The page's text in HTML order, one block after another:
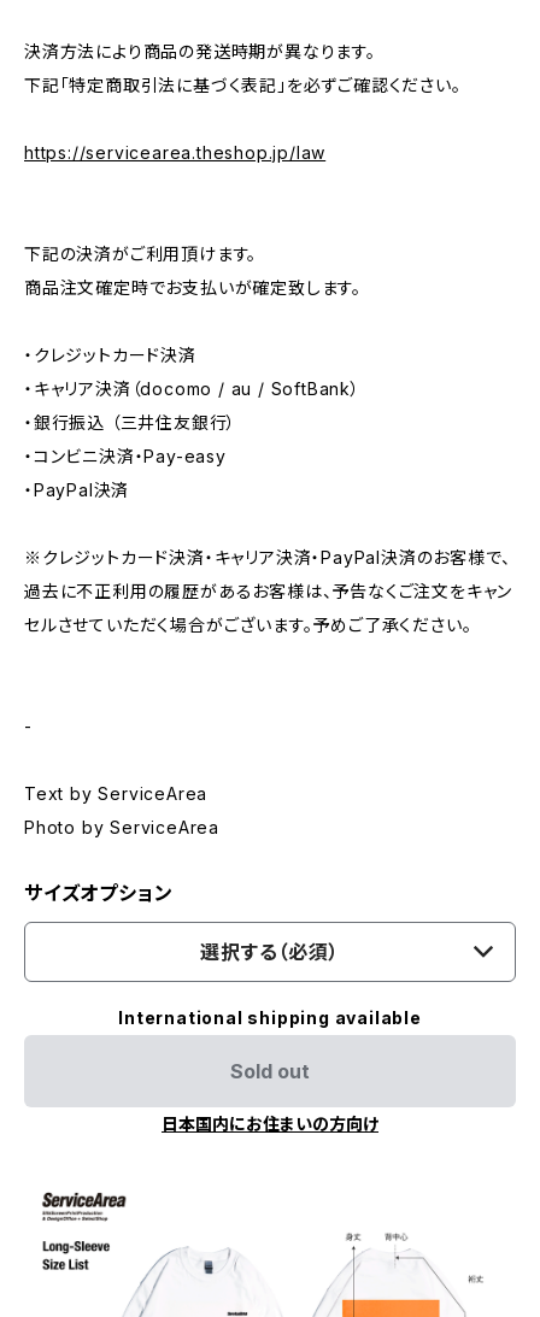
決済方法により商品の発送時期が異なります。
下記「特定商取引法に基づく表記」を必ずご確認ください。
https://servicearea.theshop.jp/law
下記の決済がご利用頂けます。
商品注文確定時でお支払いが確定致します。
・クレジットカード決済
・キャリア決済（docomo / au / SoftBank）
・銀行振込 （三井住友銀行）
・コンビニ決済・Pay-easy
・PayPal決済
※クレジットカード決済・キャリア決済・PayPal決済のお客様で、
過去に不正利用の履歴があるお客様は、予告なくご注文をキャン
セルさせていただく場合がございます。予めご了承ください。
-
Text by ServiceArea
Photo by ServiceArea
サイズオプション
選択する（必須）
International shipping available
Sold out
日本国内にお住まいの方向け